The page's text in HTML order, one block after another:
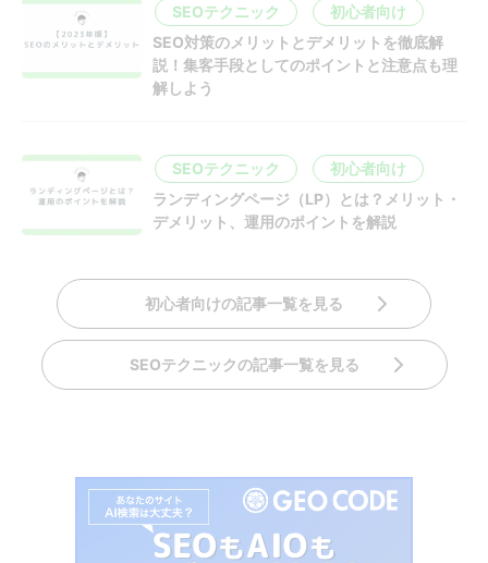
SEOテクニック
初心者向け
SEO対策のメリットとデメリットを徹底解
説！集客手段としてのポイントと注意点も理
解しよう
SEOテクニック
初心者向け
ランディングページ（LP）とは？メリット・
デメリット、運用のポイントを解説
初心者向けの記事一覧を見る
SEOテクニックの記事一覧を見る